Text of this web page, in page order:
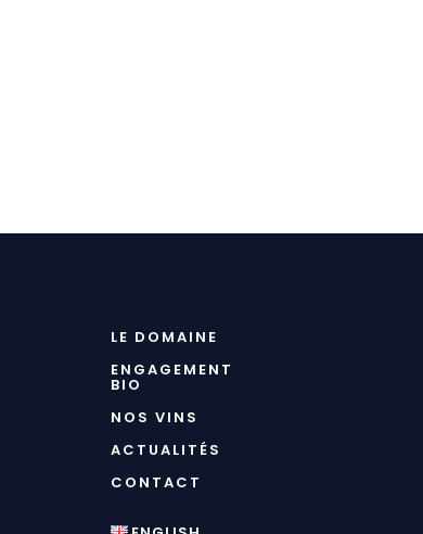
LE DOMAINE
ENGAGEMENT
BIO
NOS VINS
ACTUALITÉS
CONTACT